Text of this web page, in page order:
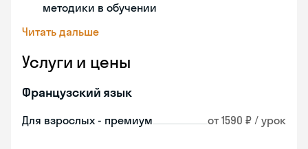
методики в обучении
Читать дальше
Услуги и цены
Французский язык
Для взрослых - премиум от 1590 ₽ / урок